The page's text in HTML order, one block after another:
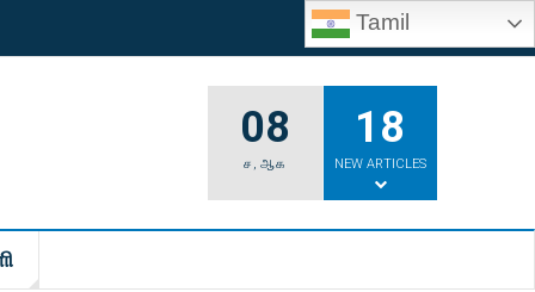
Tamil
08
ச , ஆக
18
NEW ARTICLES